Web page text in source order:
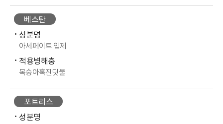
베스탄
성분명
아세페이트 입제
적용병해충
복숭아혹진딧물
포트리스
성분명